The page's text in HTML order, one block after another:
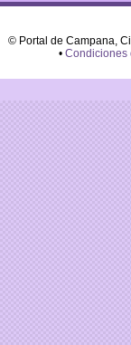
© Portal de Campana,
• Condiciones